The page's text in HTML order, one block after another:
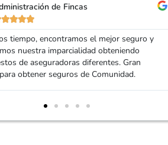
de Fincas

las ofertas cuando solicitas un
mandan agentes de seguros de diferentes
en directo, además son personalizadas.